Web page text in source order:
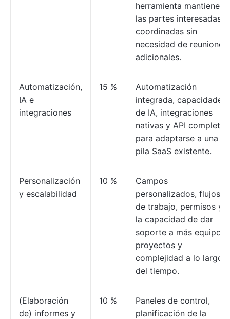
herramienta mantiene a
las partes interesadas
coordinadas sin
necesidad de reuniones
adicionales.
Automatización,
IA e
integraciones
15 %
Automatización
integrada, capacidades
de IA, integraciones
nativas y API completas
para adaptarse a una
pila SaaS existente.
Personalización
y escalabilidad
10 %
Campos
personalizados, flujos
de trabajo, permisos y
la capacidad de dar
soporte a más equipos,
proyectos y
complejidad a lo largo
del tiempo.
(Elaboración
de) informes y
10 %
Paneles de control,
planificación de la